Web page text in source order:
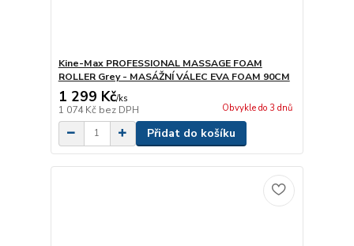
Kine-Max PROFESSIONAL MASSAGE FOAM
ROLLER Grey - MASÁŽNÍ VÁLEC EVA FOAM 90CM
1 299 Kč/ks
1 074 Kč bez DPH Obvykle do 3 dnů
Přidat do košíku